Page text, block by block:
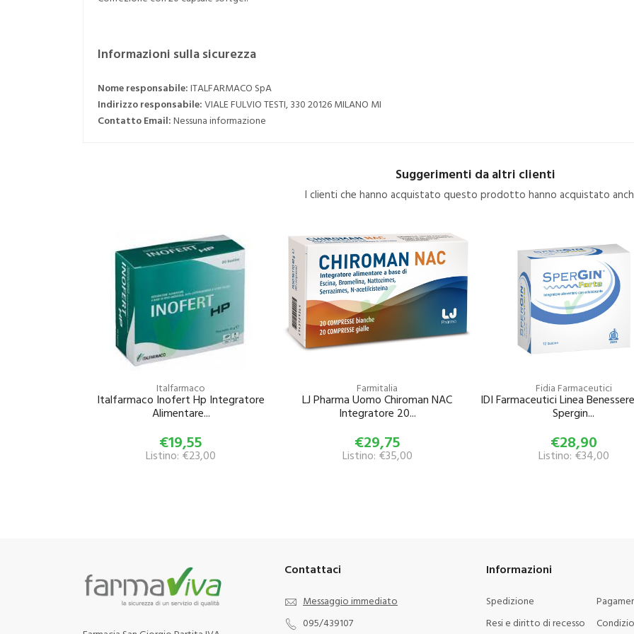
Informazioni sulla sicurezza
Nome responsabile:ITALFARMACO SpA
Indirizzo responsabile:VIALE FULVIO TESTI, 330 20126 MILANO MI
Contatto Email:Nessuna informazione
Suggerimenti da altri clienti
I clienti che hanno acquistato questo prodotto hanno acquistato
Italfarmaco
Italfarmaco Inofert Hp Integratore
Alimentare...
€19,55
Listino: €23,00
Farmitalia
LJ Pharma Uomo Chiroman NAC
Integratore 20...
€29,75
Listino: €35,00
Fidia Farmaceutici
IDI Farmaceutici Linea
Spergin...
€28,90
Listino: €34,00
Contattaci
Messaggio immediato
095/439107
Informazioni
Spedizione
Resi e diritto di recesso